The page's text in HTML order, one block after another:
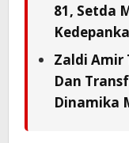
81, Setda
Zaldi Amir
Dan
Dinamika